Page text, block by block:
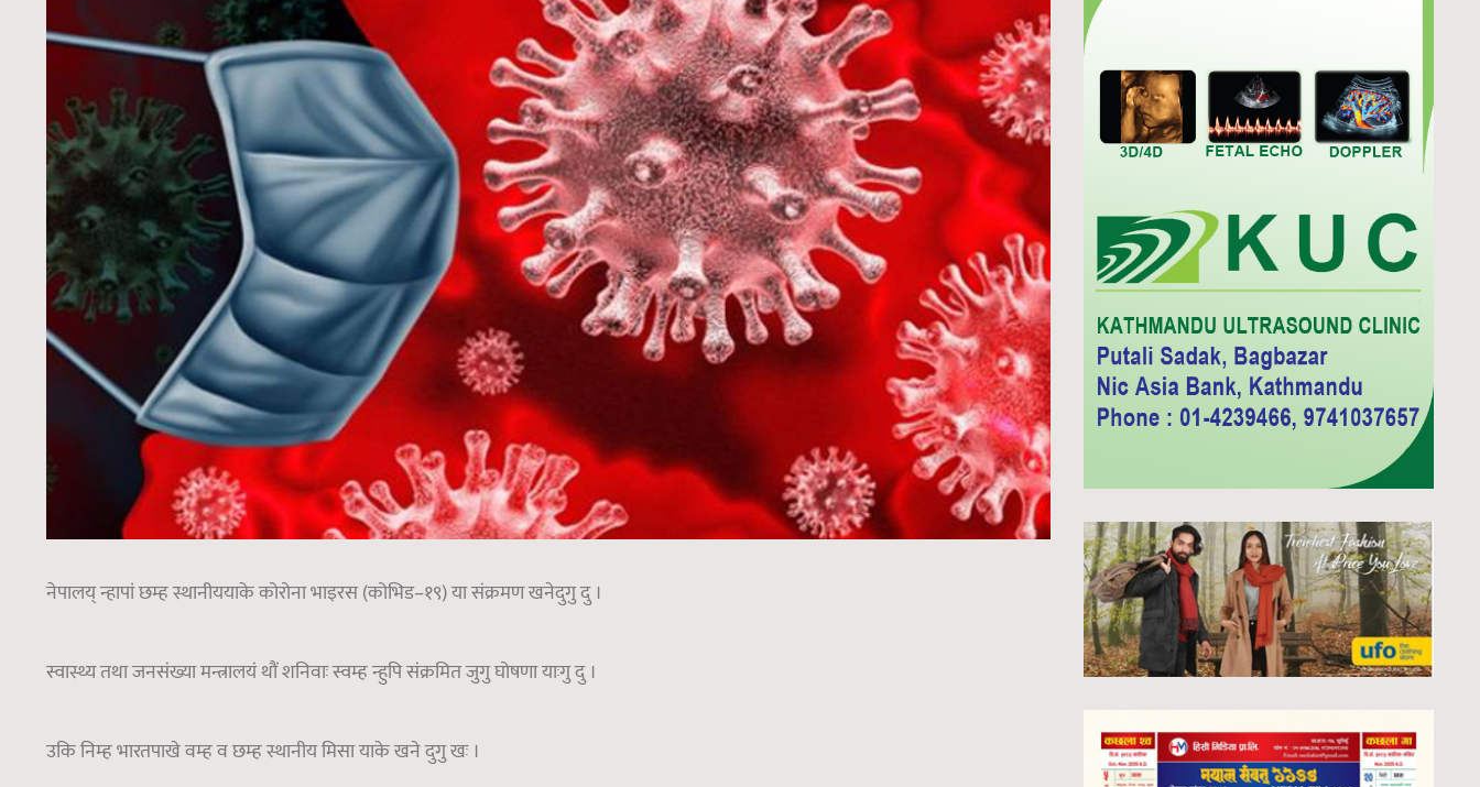
नेपालय् न्हापां छम्ह स्थानीययाके कोरोना भाइरस (कोभिड–१९) या संक्रमण खनेदुगु दु ।
स्वास्थ्य तथा जनसंख्या मन्त्रालयं थौं शनिवाः स्वम्ह न्हुपि संक्रमित जुगु घोषणा याःगु दु ।
उकि निम्ह भारतपाखे वम्ह व छम्ह स्थानीय मिसा याके खने दुगु खः ।